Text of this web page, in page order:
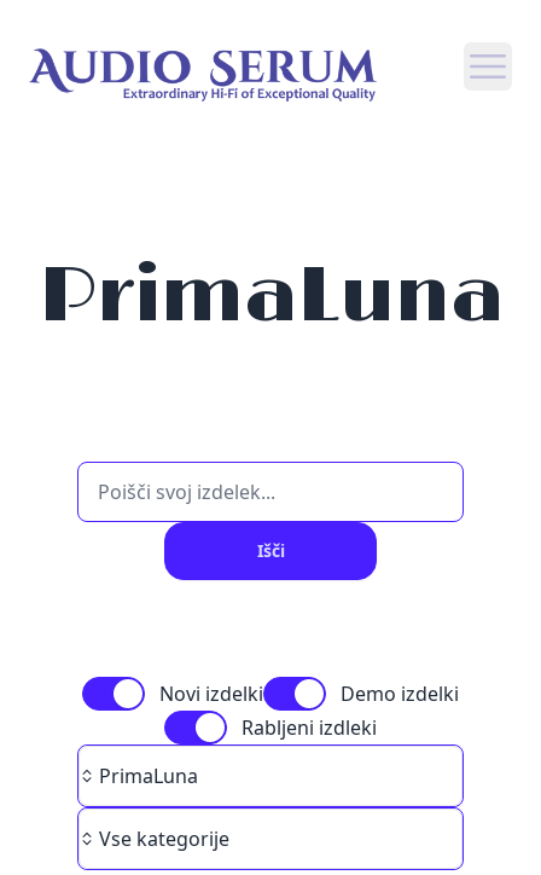
PrimaLuna
Išči
Novi izdelki
Demo izdelki
Rabljeni izdleki
Brand
PrimaLuna
Category
Vse kategorije